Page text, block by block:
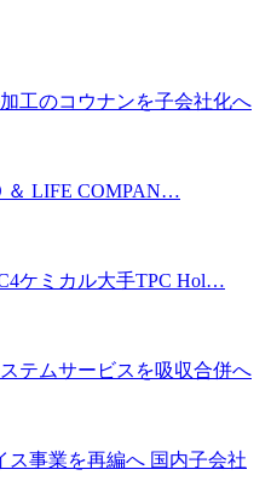
工のコウナンを子会社化へ
＆ LIFE COMPAN…
ケミカル大手TPC Hol…
テムサービスを吸収合併へ
ス事業を再編へ 国内子会社